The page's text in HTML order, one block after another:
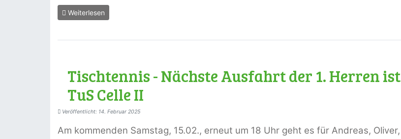
Weiterlesen
Tischtennis - Nächste Ausfahrt der 1. Herren ist
TuS Celle II
Veröffentlicht: 14. Februar 2025
Am kommenden Samstag, 15.02., erneut um 18 Uhr geht es für Andreas, Oliver,